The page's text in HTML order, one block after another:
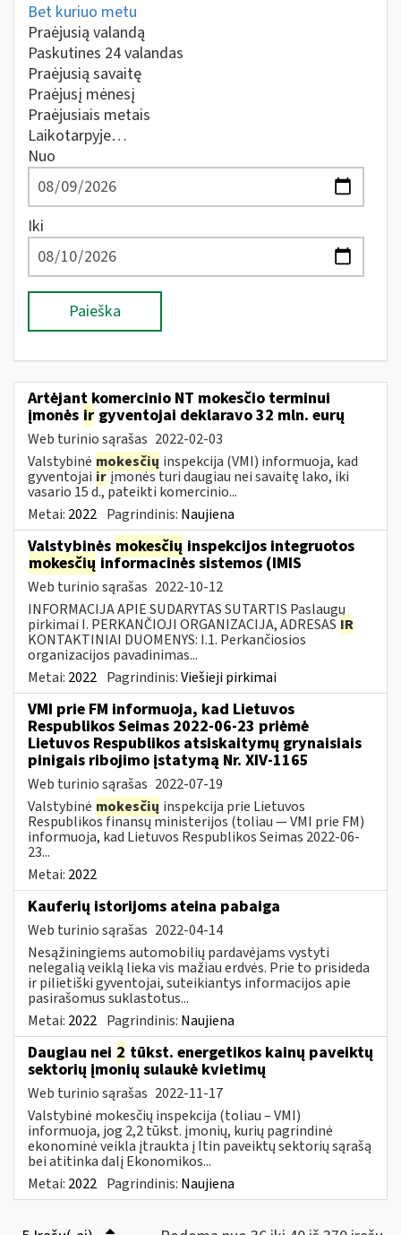
Bet kuriuo metu
Praėjusią valandą
Paskutines 24 valandas
Praėjusią savaitę
Praėjusį mėnesį
Praėjusiais metais
Laikotarpyje…
Nuo
Iki
Paieška
Artėjant komercinio NT mokesčio terminui
įmonės ir gyventojai deklaravo 32 mln. eurų
Web turinio sąrašas 2022-02-03
Valstybinė mokesčių inspekcija (VMI) informuoja, kad
gyventojai irįmonės turi daugiau nei savaitę lako, iki
vasario 15 d., pateikti komercinio...
Metai: 2022 Pagrindinis: Naujiena
Valstybinės mokesčių inspekcijos integruotos
mokesčių informacinės sistemos (IMIS
Web turinio sąrašas 2022-10-12
INFORMACIJA APIE SUDARYTAS SUTARTIS Paslaugų
pirkimai I. PERKANČIOJI ORGANIZACIJA, ADRESAS IR
KONTAKTINIAI DUOMENYS: I.1. Perkančiosios
organizacijos pavadinimas...
Metai: 2022 Pagrindinis:Viešieji pirkimai
VMI prie FM informuoja, kad Lietuvos
Respublikos Seimas 2022-06-23 priėmė
Lietuvos Respublikos atsiskaitymų grynaisiais
pinigais ribojimo įstatymą Nr. XIV-1165
Web turinio sąrašas 2022-07-19
Valstybinė mokesčių inspekcija prie Lietuvos
Respublikos finansų ministerijos (toliau — VMI prie FM)
informuoja, kad Lietuvos Respublikos Seimas 2022-06-
23...
Metai: 2022
Kauferių istorijoms ateina pabaiga
Web turinio sąrašas 2022-04-14
Nesąžiningiems automobilių pardavėjams vystyti
nelegalią veiklą lieka vis mažiau erdvės. Prie to prisideda
ir pilietiški gyventojai, suteikiantys informacijos apie
pasirašomus suklastotus...
Metai: 2022 Pagrindinis: Naujiena
Daugiau nei 2 tūkst. energetikos kainų paveiktų
sektorių įmonių sulaukė kvietimų
Web turinio sąrašas 2022-11-17
Valstybinė mokesčių inspekcija (toliau – VMI)
informuoja, jog 2,2 tūkst. įmonių, kurių pagrindinė
ekonominė veikla įtraukta į Itin paveiktų sektorių sąrašą
bei atitinka dalį Ekonomikos...
Metai: 2022 Pagrindinis: Naujiena